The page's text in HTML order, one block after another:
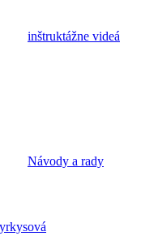
inštruktážne videá
Návody a rady